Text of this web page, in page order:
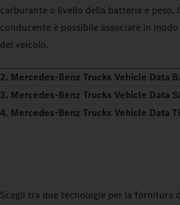
carburante o livello della batteria e peso.
conducente è possibile associare in
del veicolo.
2. Mercedes-Benz Trucks Vehicle Data
3. Mercedes-Benz Trucks Vehicle Data
4. Mercedes-Benz Trucks Vehicle Data
Scegli tra due tecnologie per la fornitura